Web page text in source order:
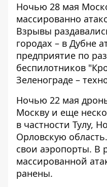
Ночью 28 мая
массированно
Взрывы
городах – в Дубне
предприятие по
беспилотников
Зеленограде –
Ночью 22 мая
Москву и еще
в частности Тулу,
Орловскую
свои аэропорты. В
массированной
ранены.